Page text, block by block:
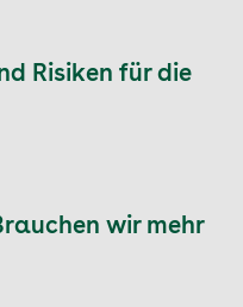
Risiken für die
wir mehr